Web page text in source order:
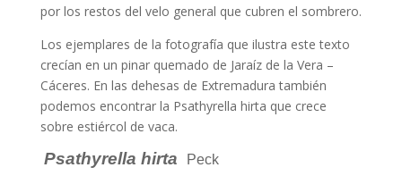
por los restos del velo general que cubren el sombrero.
Los ejemplares de la fotografía que ilustra este texto
crecían en un pinar quemado de Jaraíz de la Vera –
Cáceres. En las dehesas de Extremadura también
podemos encontrar la Psathyrella hirta que crece
sobre estiércol de vaca.
Psathyrella hirta Peck